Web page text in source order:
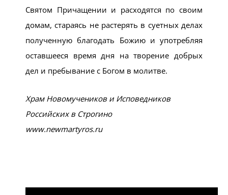
Святом Причащении и расходятся по своим
домам, стараясь не растерять в суетных делах
полученную благодать Божию и употребляя
оставшееся время дня на творение добрых
дел и пребывание с Богом в молитве.
Храм Новомучеников и Исповедников
Российских в Строгино
www.newmartyros.ru